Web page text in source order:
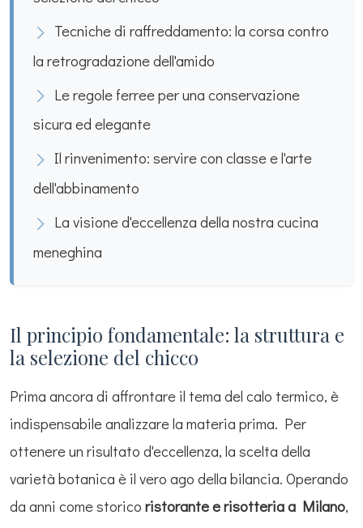
Tecniche di raffreddamento: la corsa contro
la retrogradazione dell'amido
Le regole ferree per una conservazione
sicura ed elegante
Il rinvenimento: servire con classe e l'arte
dell'abbinamento
La visione d'eccellenza della nostra cucina
meneghina
Il principio fondamentale: la struttura e
la selezione del chicco
Prima ancora di affrontare il tema del calo termico, è
indispensabile analizzare la materia prima. Per
ottenere un risultato d'eccellenza, la scelta della
varietà botanica è il vero ago della bilancia. Operando
da anni come storico ristorante e risotteria a Milano,